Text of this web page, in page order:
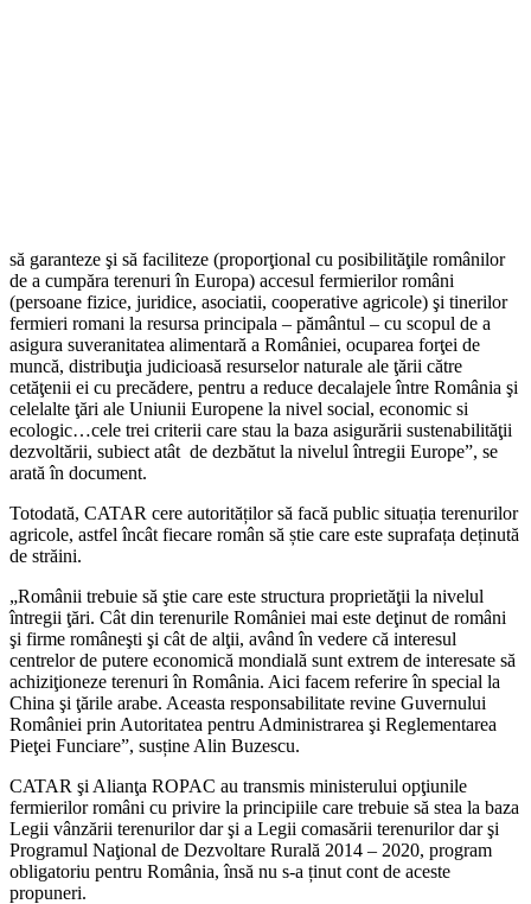
să garanteze şi să faciliteze (proporţional cu posibilităţile românilor
de a cumpăra terenuri în Europa) accesul fermierilor români
(persoane fizice, juridice, asociatii, cooperative agricole) şi tinerilor
fermieri romani la resursa principala – pământul – cu scopul de a
asigura suveranitatea alimentară a României, ocuparea forţei de
muncă, distribuţia judicioasă resurselor naturale ale ţării către
cetăţenii ei cu precădere, pentru a reduce decalajele între România şi
celelalte ţări ale Uniunii Europene la nivel social, economic si
ecologic…cele trei criterii care stau la baza asigurării sustenabilităţii
dezvoltării, subiect atât de dezbătut la nivelul întregii Europe”, se
arată în document.
Totodată, CATAR cere autorităților să facă public situația terenurilor
agricole, astfel încât fiecare român să știe care este suprafața deținută
de străini.
„Românii trebuie să ştie care este structura proprietăţii la nivelul
întregii ţări. Cât din terenurile României mai este deţinut de români
şi firme româneşti şi cât de alţii, având în vedere că interesul
centrelor de putere economică mondială sunt extrem de interesate să
achiziţioneze terenuri în România. Aici facem referire în special la
China şi ţările arabe. Aceasta responsabilitate revine Guvernului
României prin Autoritatea pentru Administrarea şi Reglementarea
Pieţei Funciare”, susține Alin Buzescu.
CATAR şi Alianţa ROPAC au transmis ministerului opţiunile
fermierilor români cu privire la principiile care trebuie să stea la baza
Legii vânzării terenurilor dar şi a Legii comasării terenurilor dar şi
Programul Naţional de Dezvoltare Rurală 2014 – 2020, program
obligatoriu pentru România, însă nu s-a ținut cont de aceste
propuneri.